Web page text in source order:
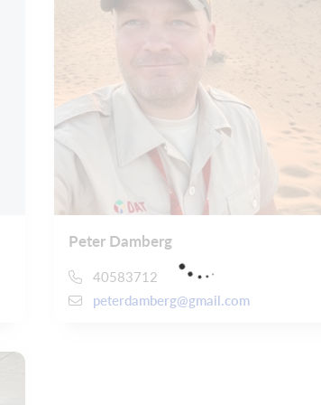
Peter Damberg
40583712
peterdamberg@gmail.com